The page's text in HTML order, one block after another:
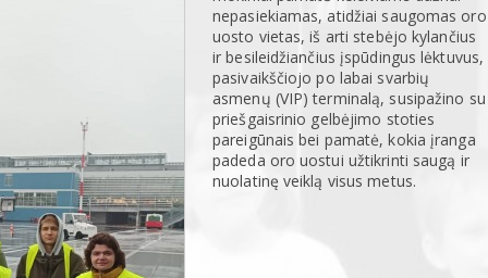
nepasiekiamas, atidžiai saugomas oro
uosto vietas, iš arti stebėjo kylančius
ir besileidžiančius įspūdingus lėktuvus,
pasivaikščiojo po labai svarbių
asmenų (VIP) terminalą, susipažino su
priešgaisrinio gelbėjimo stoties
pareigūnais bei pamatė, kokia įranga
padeda oro uostui užtikrinti saugą ir
nuolatinę veiklą visus metus.